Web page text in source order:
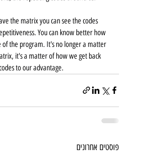
You can know better how
of the program. It's no longer a matter
it's a matter of how we get back
to our advantage.
פוסטים אחרונים